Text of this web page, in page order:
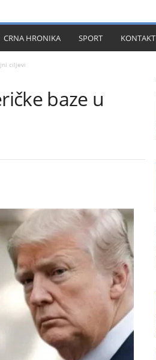
CRNA HRONIKA SPORT KONTAKT
ciljevi
baze u